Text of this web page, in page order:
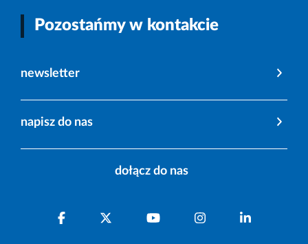
Pozostańmy w kontakcie
newsletter
napisz do nas
dołącz do nas